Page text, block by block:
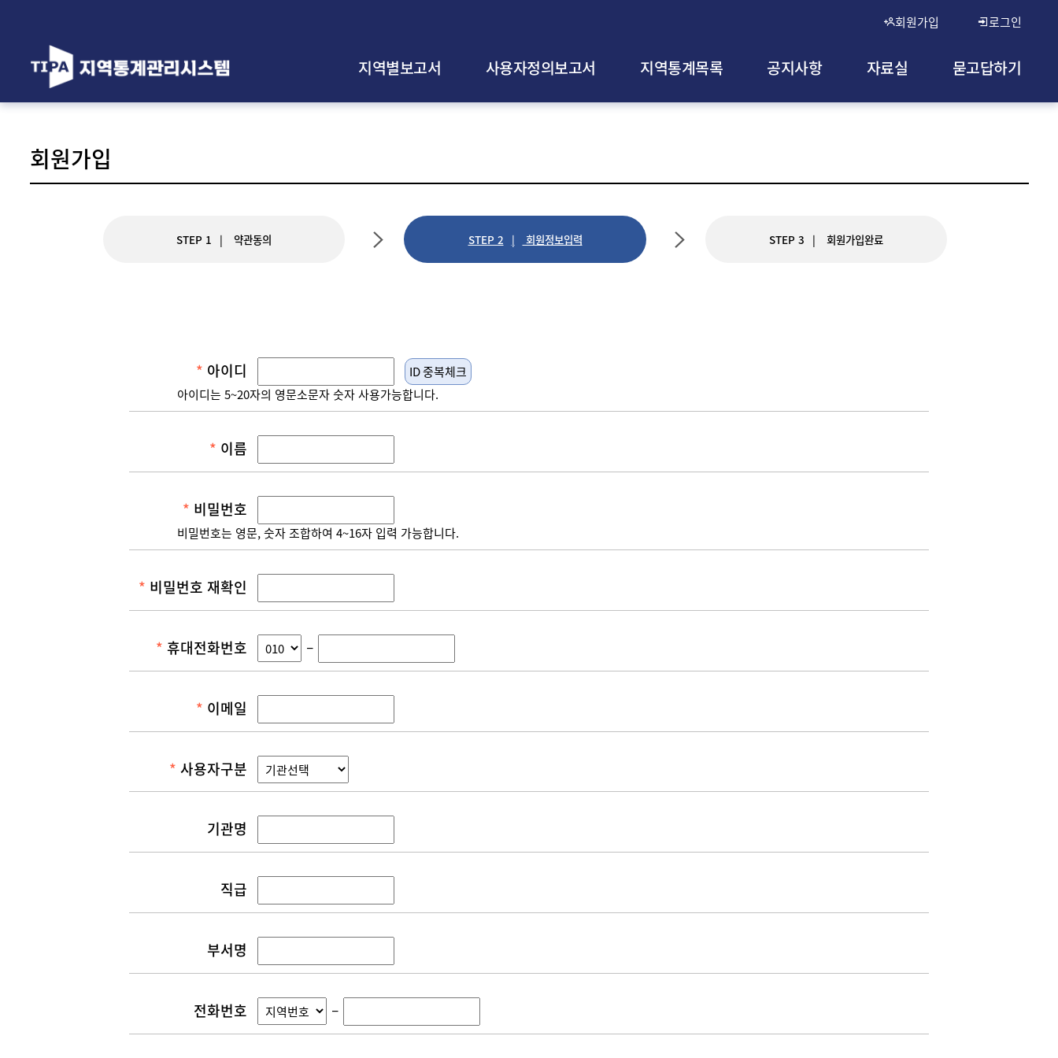
회원가입 로그인
지역별보고서 사용자정의보고서 지역통계목록 공지사항 자료실 묻고답하기
회원가입
STEP 1 약관동의 STEP 2 회원정보입력 STEP 3 회원가입완료
아이디
아이디는 5~20자의 영문소문자 숫자 사용가능합니다.
이름
비밀번호
비밀번호는 영문, 숫자 조합하여 4~16자 입력 가능합니다.
비밀번호 재확인
휴대전화번호
이메일
사용자구분
기관명
직급
부서명
전화번호